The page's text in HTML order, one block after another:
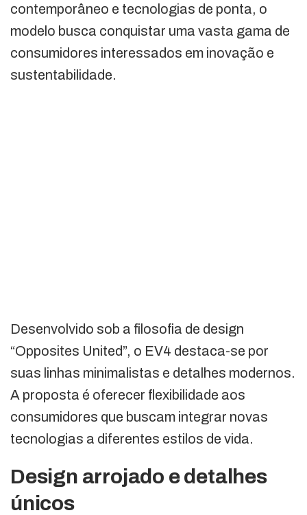
contemporâneo e tecnologias de ponta, o
modelo busca conquistar uma vasta gama de
consumidores interessados em inovação e
sustentabilidade.
Desenvolvido sob a filosofia de design
“Opposites United”, o EV4 destaca-se por
suas linhas minimalistas e detalhes modernos.
A proposta é oferecer flexibilidade aos
consumidores que buscam integrar novas
tecnologias a diferentes estilos de vida.
Design arrojado e detalhes
únicos